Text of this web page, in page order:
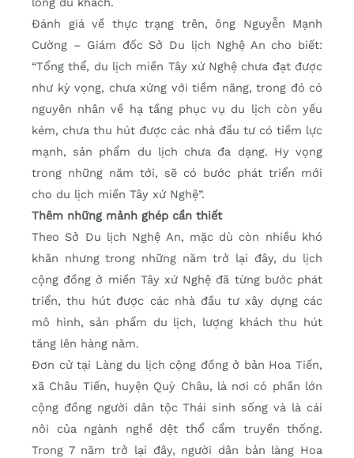
Đánh giá về thực trạng trên, ông Nguyễn Mạnh
Cường – Giám đốc Sở Du lịch Nghệ An cho biết:
“Tổng thể, du lịch miền Tây xứ Nghệ chưa đạt được
như kỳ vọng, chưa xứng với tiềm năng, trong đó có
nguyên nhân về hạ tầng phục vụ du lịch còn yếu
kém, chưa thu hút được các nhà đầu tư có tiềm lực
mạnh, sản phẩm du lịch chưa đa dạng. Hy vọng
trong những năm tới, sẽ có bước phát triển mới
cho du lịch miền Tây xứ Nghệ”.
Thêm những mảnh ghép cần thiết
Theo Sở Du lịch Nghệ An, mặc dù còn nhiều khó
khăn nhưng trong những năm trở lại đây, du lịch
cộng đồng ở miền Tây xứ Nghệ đã từng bước phát
triển, thu hút được các nhà đầu tư xây dựng các
mô hình, sản phẩm du lịch, lượng khách thu hút
tăng lên hàng năm.
Đơn cử tại Làng du lịch cộng đồng ở bản Hoa Tiến,
xã Châu Tiến, huyện Quỳ Châu, là nơi có phần lớn
cộng đồng người dân tộc Thái sinh sống và là cái
nôi của ngành nghề dệt thổ cẩm truyền thống.
Trong 7 năm trở lại đây, người dân bản làng Hoa